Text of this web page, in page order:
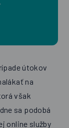
.
útokov
na
však
sa podobá
online služby